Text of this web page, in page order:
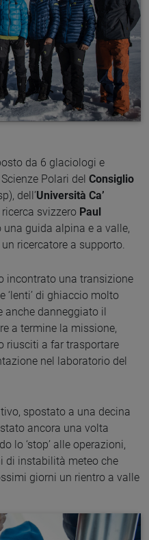
da 6 glaciologi e
Polari del Consiglio
dell’Università Ca’
svizzero Paul
una guida alpina e a valle,
ricercatore a supporto.
incontrato una transizione
‘lenti’ di ghiaccio molto
anche danneggiato il
a termine la missione,
riusciti a far trasportare
nel laboratorio del
spostato a una decina
ancora una volta
lo ‘stop’ alle operazioni,
di instabilità meteo che
giorni un rientro a valle